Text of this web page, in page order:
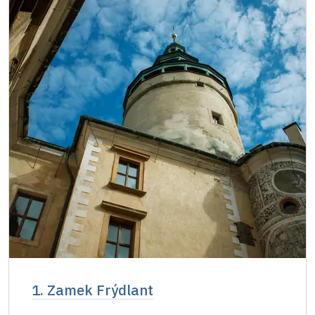
Jednorazowy, wolny bilet wydany przez
NPU
niedostępne
Osoba zatrudniona w organizacji NPU (+ 3
osoby)
niedostępne
Posiadacz karty " Naš člověk" *
niedostępne
* Ważny dla jednej osoby - posiadacza karty
lub kodu QR
1. Zamek Frýdlant